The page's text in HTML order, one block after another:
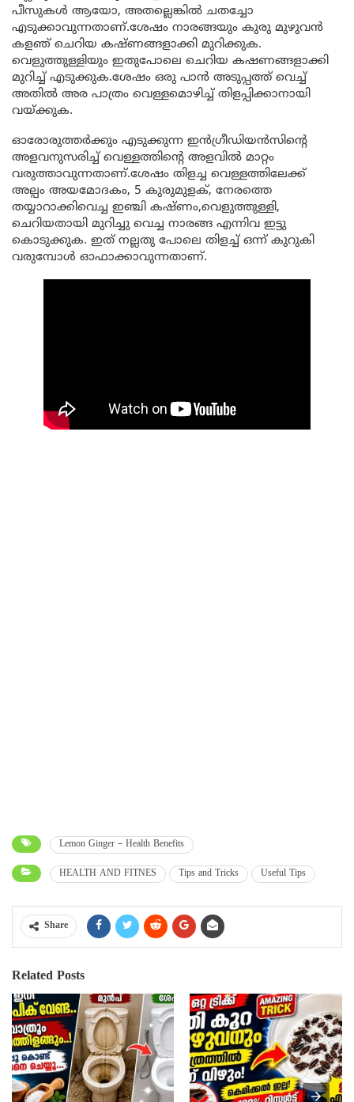
പീസുകൾ ആയോ, അതല്ലെങ്കിൽ ചതച്ചോ
എടുക്കാവുന്നതാണ്.ശേഷം നാരങ്ങയും കുരു മുഴുവൻ
കളഞ് ചെറിയ കഷ്ണങ്ങളാക്കി മുറിക്കുക.
വെളുത്തുള്ളിയും ഇതുപോലെ ചെറിയ കഷണങ്ങളാക്കി
മുറിച്ച് എടുക്കുക.ശേഷം ഒരു പാൻ അടുപ്പത്ത് വെച്ച്
അതിൽ അര പാത്രം വെള്ളമൊഴിച്ച് തിളപ്പിക്കാനായി
വയ്ക്കുക.
ഓരോരുത്തർക്കും എടുക്കുന്ന ഇൻഗ്രീഡിയൻസിന്റെ
അളവനുസരിച്ച് വെള്ളത്തിന്റെ അളവിൽ മാറ്റം
വരുത്താവുന്നതാണ്.ശേഷം തിളച്ച വെള്ളത്തിലേക്ക്
അല്പം അയമോദകം, 5 കുരുമുളക്, നേരത്തെ
തയ്യാറാക്കിവെച്ച ഇഞ്ചി കഷ്ണം,വെളുത്തുള്ളി,
ചെറിയതായി മുറിച്ചു വെച്ച നാരങ്ങ എന്നിവ ഇട്ടു
കൊടുക്കുക. ഇത് നല്ലതു പോലെ തിളച്ച് ഒന്ന് കുറുകി
വരുമ്പോൾ ഓഫാക്കാവുന്നതാണ്.
Lemon Ginger – Health Benefits
HEALTH AND FITNES Tips and Tricks Useful Tips
Share
Related Posts